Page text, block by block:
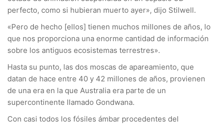
perfecto, como si hubieran muerto ayer», dijo Stilwell.
«Pero de hecho [ellos] tienen muchos millones de años, lo
que nos proporciona una enorme cantidad de información
sobre los antiguos ecosistemas terrestres».
Hasta su punto, las dos moscas de apareamiento, que
datan de hace entre 40 y 42 millones de años, provienen
de una era en la que Australia era parte de un
supercontinente llamado Gondwana.
Con casi todos los fósiles ámbar procedentes del